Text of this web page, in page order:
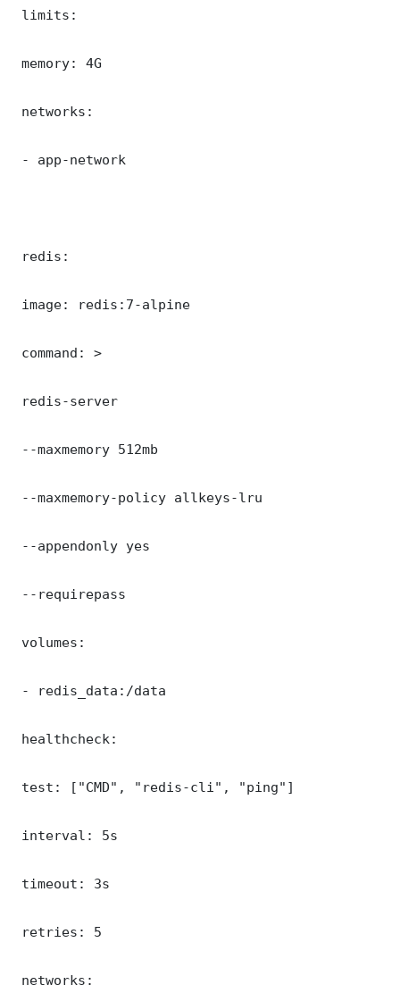
limits:
memory: 4G
networks:
- app-network
redis:
image: redis:7-alpine
command: >
redis-server
--maxmemory 512mb
--maxmemory-policy allkeys-lru
--appendonly yes
--requirepass
volumes:
- redis_data:/data
healthcheck:
test: ["CMD", "redis-cli", "ping"]
interval: 5s
timeout: 3s
retries: 5
networks: